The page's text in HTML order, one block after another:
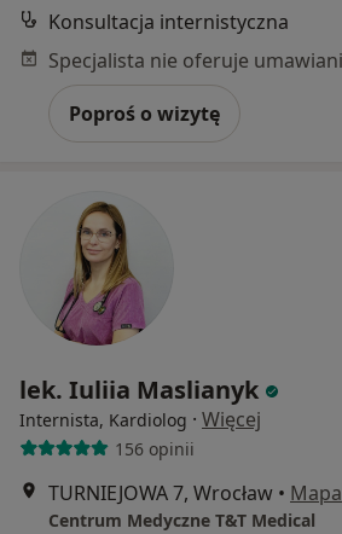
Konsultacja internistyczna
Poproś o wizytę
lek. Iuliia Maslianyk
Internista, Kardiolog · Więcej
156 opinii
TURNIEJOWA 7, Wrocław • Mapa
Centrum Medyczne T&T Medical